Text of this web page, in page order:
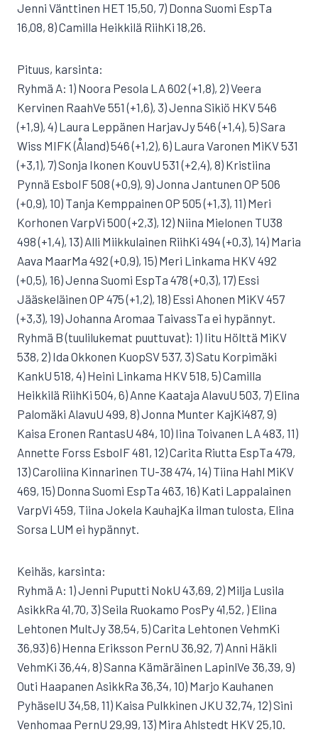
Jenni Vänttinen HET 15,50, 7) Donna Suomi EspTa
16,08, 8) Camilla Heikkilä RiihKi 18,26.
Pituus, karsinta:
Ryhmä A: 1) Noora Pesola LA 602 (+1,8), 2) Veera
Kervinen RaahVe 551 (+1,6), 3) Jenna Sikiö HKV 546
(+1,9), 4) Laura Leppänen HarjavJy 546 (+1,4), 5) Sara
Wiss MIFK (Åland) 546 (+1,2), 6) Laura Varonen MiKV 531
(+3,1), 7) Sonja Ikonen KouvU 531 (+2,4), 8) Kristiina
Pynnä EsboIF 508 (+0,9), 9) Jonna Jantunen OP 506
(+0,9), 10) Tanja Kemppainen OP 505 (+1,3), 11) Meri
Korhonen VarpVi 500 (+2,3), 12) Niina Mielonen TU38
498 (+1,4), 13) Alli Miikkulainen RiihKi 494 (+0,3), 14) Maria
Aava MaarMa 492 (+0,9), 15) Meri Linkama HKV 492
(+0,5), 16) Jenna Suomi EspTa 478 (+0,3), 17) Essi
Jääskeläinen OP 475 (+1,2), 18) Essi Ahonen MiKV 457
(+3,3), 19) Johanna Aromaa TaivassTa ei hypännyt.
Ryhmä B (tuulilukemat puuttuvat): 1) Iitu Hölttä MiKV
538, 2) Ida Okkonen KuopSV 537, 3) Satu Korpimäki
KankU 518, 4) Heini Linkama HKV 518, 5) Camilla
Heikkilä RiihKi 504, 6) Anne Kaataja AlavuU 503, 7) Elina
Palomäki AlavuU 499, 8) Jonna Munter KajKi487, 9)
Kaisa Eronen RantasU 484, 10) Iina Toivanen LA 483, 11)
Annette Forss EsboIF 481, 12) Carita Riutta EspTa 479,
13) Caroliina Kinnarinen TU-38 474, 14) Tiina Hahl MiKV
469, 15) Donna Suomi EspTa 463, 16) Kati Lappalainen
VarpVi 459, Tiina Jokela KauhajKa ilman tulosta, Elina
Sorsa LUM ei hypännyt.
Keihäs, karsinta:
Ryhmä A: 1) Jenni Puputti NokU 43,69, 2) Milja Lusila
AsikkRa 41,70, 3) Seila Ruokamo PosPy 41,52, ) Elina
Lehtonen MultJy 38,54, 5) Carita Lehtonen VehmKi
36,93) 6) Henna Eriksson PernU 36,92, 7) Anni Häkli
VehmKi 36,44, 8) Sanna Kämäräinen LapinlVe 36,39, 9)
Outi Haapanen AsikkRa 36,34, 10) Marjo Kauhanen
PyhäselU 34,58, 11) Kaisa Pulkkinen JKU 32,74, 12) Sini
Venhomaa PernU 29,99, 13) Mira Ahlstedt HKV 25,10.